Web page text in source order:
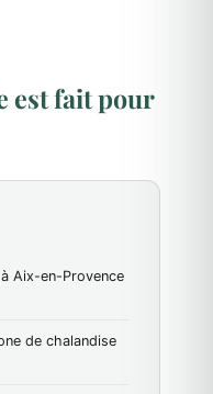
est fait pour
Aix-en-Provence
de chalandise